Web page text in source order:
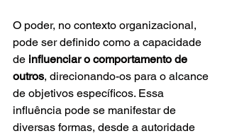
O poder, no contexto organizacional,
pode ser definido como a capacidade
de influenciar o comportamento de
outros, direcionando-os para o alcance
de objetivos específicos. Essa
influência pode se manifestar de
diversas formas, desde a autoridade